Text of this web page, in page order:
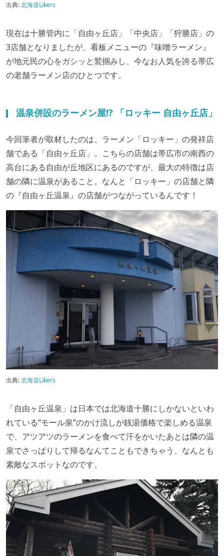
出典:北海道Likers
現在は十勝管内に「自由ヶ丘店」「中央店」「狩勝店」の
3店舗となりましたが、看板メニューの『味噌ラーメン』
が地元民の心をガシッと鷲掴みし、今なお人気を誇る帯広
の老舗ラーメン店のひとつです。
温泉併設のラーメン屋!? 「ロッキー 自由ヶ丘店」
今回筆者が取材したのは、ラーメン「ロッキー」の発祥店
舗である「自由ヶ丘店」。こちらの店舗は帯広市の南西の
高台にある自由が丘地区にあるのですが、最大の特徴は店
舗の隣に温泉があること。なんと「ロッキー」の店舗と隣
の『自由ヶ丘温泉』の店舗がつながっているんです！
出典:北海道Likers
「自由ヶ丘温泉」は日本では北海道十勝にしかないといわ
れている“モール泉”のかけ流しが銭湯価格で楽しめる温泉
で、アツアツのラーメンを食べて汗をかいたあとは隣の温
泉でさっぱりして帰るなんてこともできちゃう、なんとも
素敵なスポットなのです。